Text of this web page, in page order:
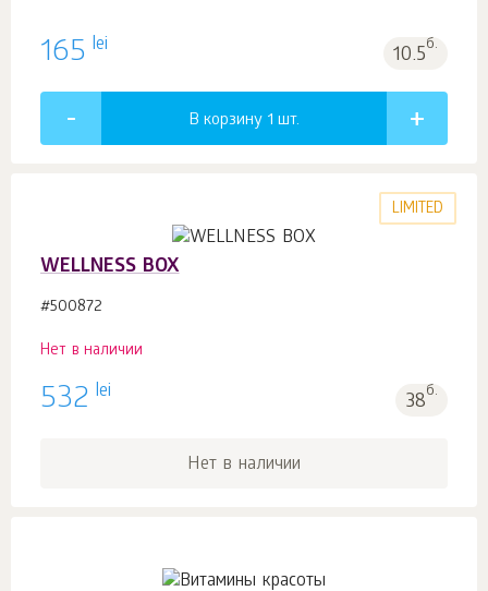
165 lei 10.5б.
В корзину 1 шт.
LIMITED
WELLNESS BOX
#500872
Нет в наличии
532 lei 38б.
Нет в наличии